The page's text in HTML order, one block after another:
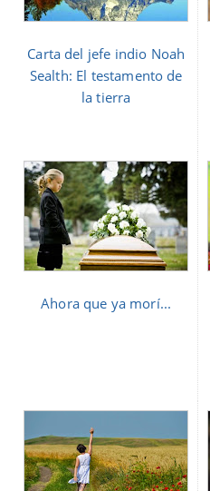
Carta del jefe indio Noah
Sealth: El testamento de
la tierra
Ahora que ya morí...